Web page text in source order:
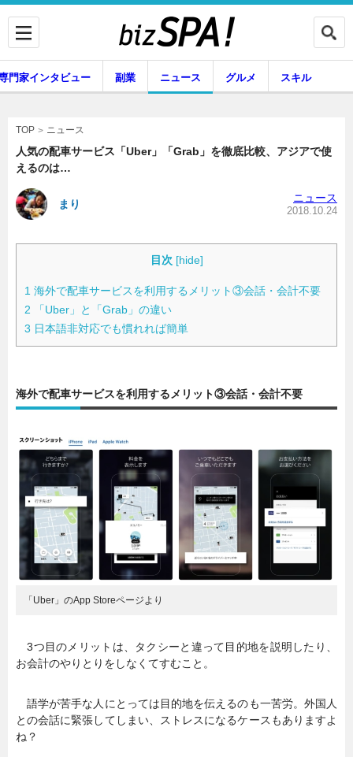
専門家インタビュー
門家インタビュー 副業 ニュース グルメ スキル
TOP ニュース
人気の配車サービス「Uber」「Grab」を徹底比較、アジアで使
えるのは…
まり ニュース
2018.10.24
目次 [hide]
1 海外で配車サービスを利用するメリット③会話・会計不要
2 「Uber」と「Grab」の違い
3 日本語非対応でも慣れれば簡単
海外で配車サービスを利用するメリット③会話・会計不要
「Uber」のApp Storeページより
3つ目のメリットは、タクシーと違って目的地を説明したり、
お会計のやりとりをしなくてすむこと。
語学が苦手な人にとっては目的地を伝えるのも一苦労。外国人
との会話に緊張してしまい、ストレスになるケースもありますよ
ね？